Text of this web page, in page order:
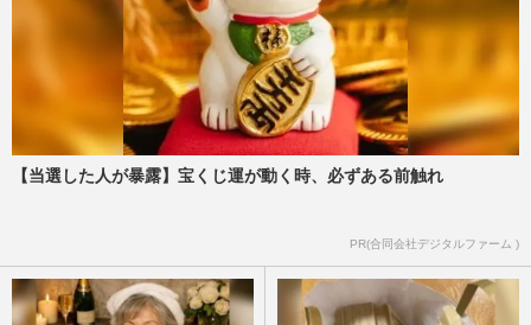
【当選した人が暴露】宝くじ運が動く時、必ずある前触れ
PR(合同会社デジタルファーム )